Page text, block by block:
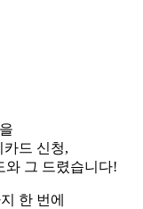
드 신청,
와 그 드렸습니다!
한 번에